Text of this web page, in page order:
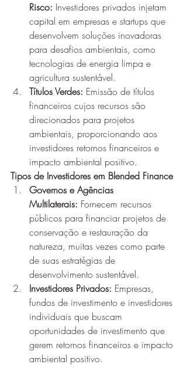
Risco: Investidores privados injetam
capital em empresas e startups que
desenvolvem soluções inovadoras
para desafios ambientais, como
tecnologias de energia limpa e
agricultura sustentável.
Títulos Verdes: Emissão de títulos
financeiros cujos recursos são
direcionados para projetos
ambientais, proporcionando aos
investidores retornos financeiros e
impacto ambiental positivo.
Tipos de Investidores em Blended Finance
Governos e Agências
Multilaterais: Fornecem recursos
públicos para financiar projetos de
conservação e restauração da
natureza, muitas vezes como parte
de suas estratégias de
desenvolvimento sustentável.
Investidores Privados: Empresas,
fundos de investimento e investidores
individuais que buscam
oportunidades de investimento que
gerem retornos financeiros e impacto
ambiental positivo.